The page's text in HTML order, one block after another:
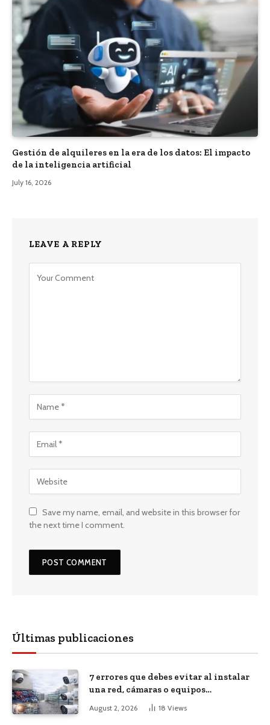
Gestión de alquileres en la era de los datos: El impacto
de la inteligencia artificial
July 16, 2026
LEAVE A REPLY
Save my name, email, and website in this browser for
the next time I comment.
Últimas publicaciones
7 errores que debes evitar al instalar
una red, cámaras o equipos
tecnológicos en una empresa
August 2, 2026 18 Views